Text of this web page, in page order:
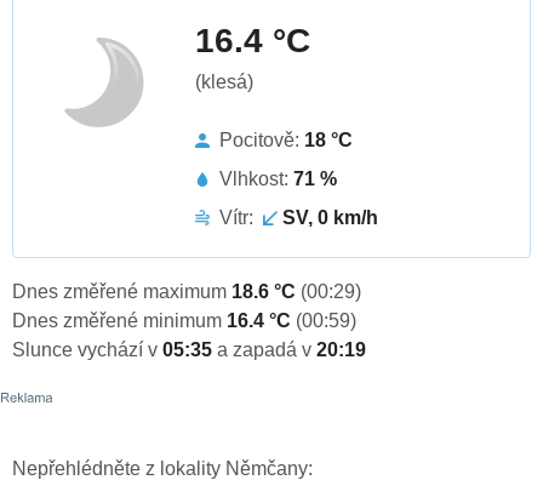
16.4 °C
(klesá)
Pocitově: 18 °C
Vlhkost: 71 %
Vítr:
SV, 0 km/h
Dnes změřené maximum 18.6 °C (00:29)
Dnes změřené minimum 16.4 °C (00:59)
Slunce vychází v 05:35 a zapadá v 20:19
Nepřehlédněte z lokality Němčany: